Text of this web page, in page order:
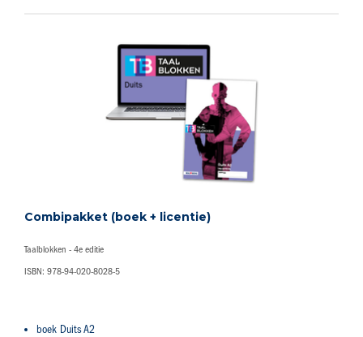
Combipakket (boek + licentie)
Taalblokken - 4e editie
ISBN: 978-94-020-8028-5
boek Duits A2